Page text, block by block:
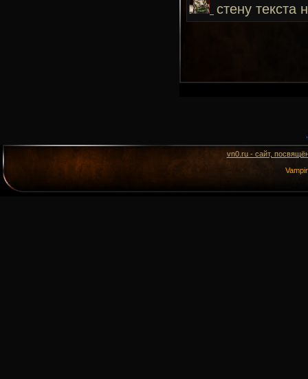
стену текста
vn0.ru - сайт,